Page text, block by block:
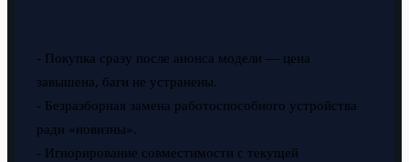
- Покупка сразу после анонса модели — цена
завышена, баги не устранены.
- Безразборная замена работоспособного устройства
ради «новизны».
- Игнорирование совместимости с текущей